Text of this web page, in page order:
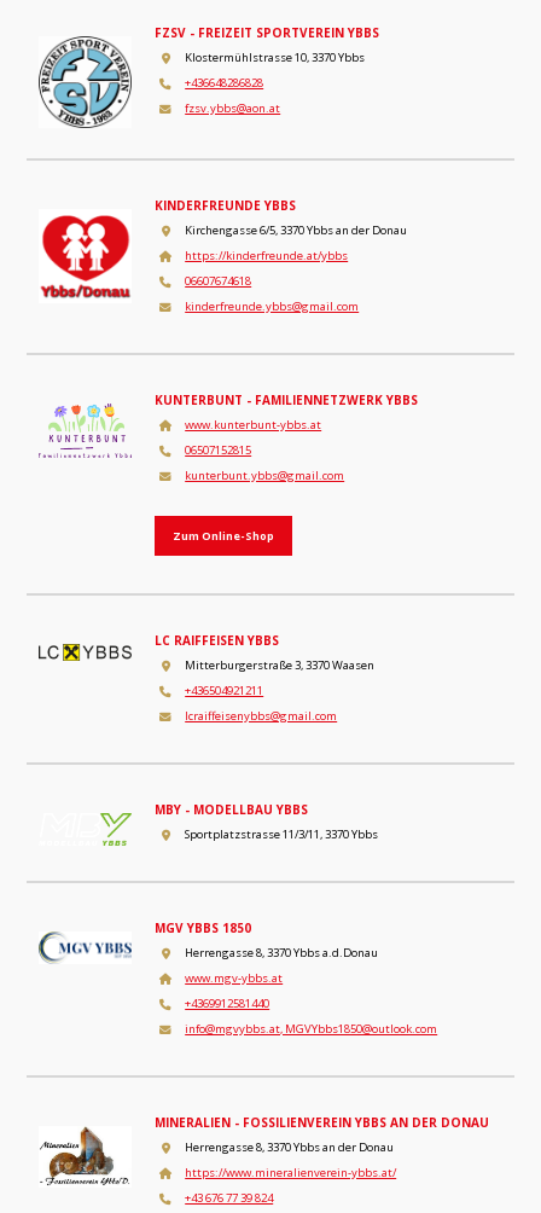
FZSV - FREIZEIT SPORTVEREIN YBBS
Klostermühlstrasse 10, 3370 Ybbs
+436648286828
fzsv.ybbs@aon.at
KINDERFREUNDE YBBS
Kirchengasse 6/5, 3370 Ybbs an der Donau
https://kinderfreunde.at/ybbs
06607674618
kinderfreunde.ybbs@gmail.com
KUNTERBUNT - FAMILIENNETZWERK YBBS
www.kunterbunt-ybbs.at
06507152815
kunterbunt.ybbs@gmail.com
Zum Online-Shop
LC RAIFFEISEN YBBS
Mitterburgerstraße 3, 3370 Waasen
+436504921211
lcraiffeisenybbs@gmail.com
MBY - MODELLBAU YBBS
Sportplatzstrasse 11/3/11, 3370 Ybbs
MGV YBBS 1850
Herrengasse 8, 3370 Ybbs a.d.Donau
www.mgv-ybbs.at
+4369912581440
info@mgvybbs.at, MGVYbbs1850@outlook.com
MINERALIEN - FOSSILIENVEREIN YBBS AN DER DONAU
Herrengasse 8, 3370 Ybbs an der Donau
https://www.mineralienverein-ybbs.at/
+43 676 77 39 824